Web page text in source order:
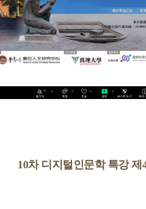
10차 디지털인문학 특강 제